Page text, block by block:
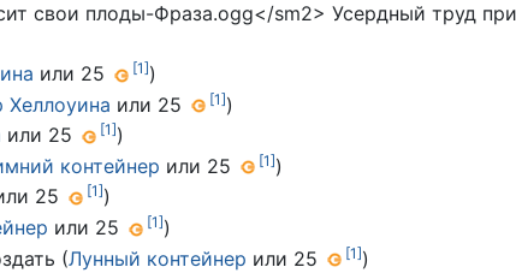
свои плоды-Фраза.ogg</sm2> Усердный труд
или 25 [1])
Хеллоуина или 25 [1])
или 25 [1])
контейнер или 25 [1])
25 [1])
или 25 [1])
(Лунный контейнер или 25 [1])